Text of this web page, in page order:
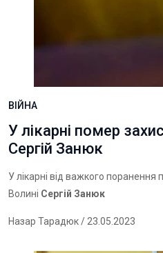
ВІЙНА
У лікарні помер
Сергій Занюк
У лікарні від важкого
Волині Сергій Занюк
Назар Тарадюк/ 23.05.2023